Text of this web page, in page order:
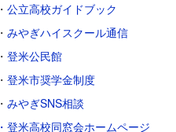
・ 公立高校ガイドブック
・ みやぎハイスクール通信
・ 登米公民館
・ 登米市奨学金制度
・ みやぎSNS相談
・登米高校同窓会ホームページ